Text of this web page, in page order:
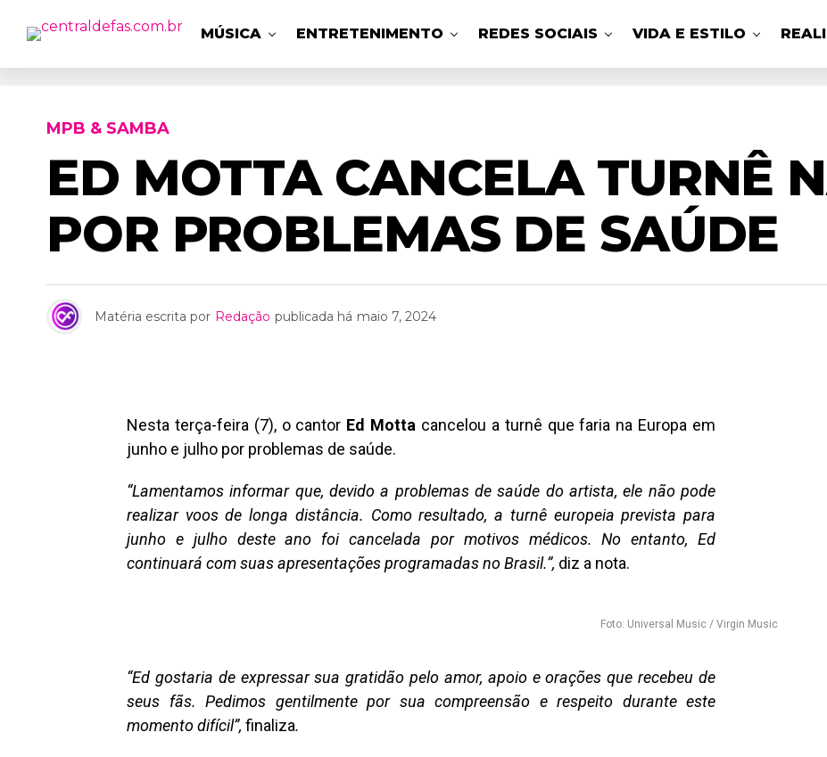
MÚSICA ENTRETENIMENTO REDES SOCIAIS VIDA E ESTILO
MPB & SAMBA
ED MOTTA CANCELA TURNÊ
POR PROBLEMAS DE SAÚDE
Matéria escrita por Redação publicada há maio 7, 2024
Nesta terça-feira (7), o cantor Ed Motta cancelou a turnê que faria na Europa em
junho e julho por problemas de saúde.
“Lamentamos informar que, devido a problemas de saúde do artista, ele não pode
realizar voos de longa distância. Como resultado, a turnê europeia prevista para
junho e julho deste ano foi cancelada por motivos médicos.No entanto, Ed
continuará com suas apresentações programadas no Brasil.”, diz a nota.
Foto: Universal Music / Virgin Music
“Ed gostaria de expressar sua gratidão pelo amor, apoio e orações que recebeu de
seus fãs. Pedimos gentilmente por sua compreensão e respeito durante este
momento difícil”, finaliza.